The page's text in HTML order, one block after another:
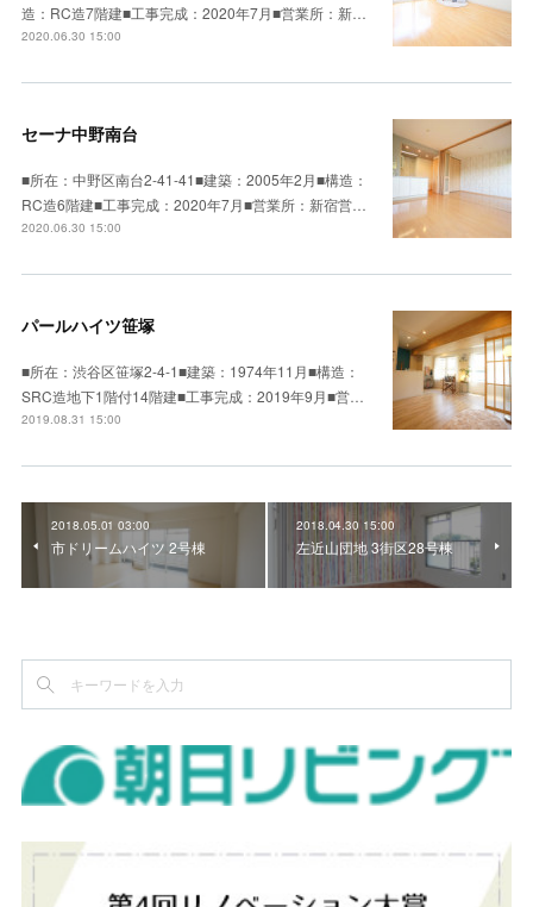
造：RC造7階建■工事完成：2020年7月■営業所：新…
2020.06.30 15:00
セーナ中野南台
■所在：中野区南台2-41-41■建築：2005年2月■構造：
RC造6階建■工事完成：2020年7月■営業所：新宿営…
2020.06.30 15:00
パールハイツ笹塚
■所在：渋谷区笹塚2-4-1■建築：1974年11月■構造：
SRC造地下1階付14階建■工事完成：2019年9月■営…
2019.08.31 15:00
2018.05.01 03:00
市ドリームハイツ 2号棟
2018.04.30 15:00
左近山団地 3街区28号棟